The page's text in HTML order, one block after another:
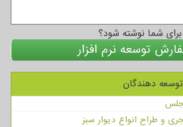
برای شما نوشته شود؟
توسعه نرم افزار
دهندگان
و طراح انواع دیوار سبز